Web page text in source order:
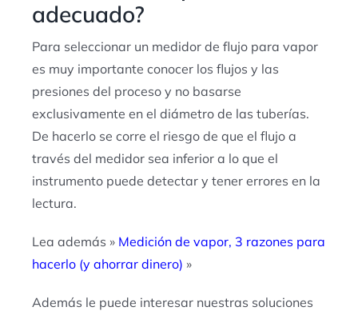
adecuado?
Para seleccionar un medidor de flujo para vapor
es muy importante conocer los flujos y las
presiones del proceso y no basarse
exclusivamente en el diámetro de las tuberías.
De hacerlo se corre el riesgo de que el flujo a
través del medidor sea inferior a lo que el
instrumento puede detectar y tener errores en la
lectura.
Lea además » Medición de vapor, 3 razones para
hacerlo (y ahorrar dinero) »
Además le puede interesar nuestras soluciones